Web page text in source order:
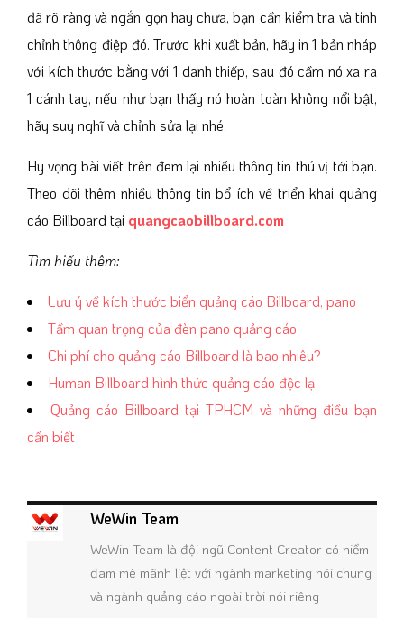
đã rõ ràng và ngắn gọn hay chưa, bạn cần kiểm tra và tinh
chỉnh thông điệp đó. Trước khi xuất bản, hãy in 1 bản nháp
với kích thước bằng với 1 danh thiếp, sau đó cầm nó xa ra
1 cánh tay, nếu như bạn thấy nó hoàn toàn không nổi bật,
hãy suy nghĩ và chỉnh sửa lại nhé.
Hy vọng bài viết trên đem lại nhiều thông tin thú vị tới bạn.
Theo dõi thêm nhiều thông tin bổ ích về triển khai quảng
cáo Billboard tại quangcaobillboard.com
Tìm hiểu thêm:
Lưu ý về kích thước biển quảng cáo Billboard, pano
Tầm quan trọng của đèn pano quảng cáo
Chi phí cho quảng cáo Billboard là bao nhiêu?
Human Billboard hình thức quảng cáo độc lạ
Quảng cáo Billboard tại TPHCM và những điều bạn
cần biết
WeWin Team
WeWin Team là đội ngũ Content Creator có niềm
đam mê mãnh liệt với ngành marketing nói chung
và ngành quảng cáo ngoài trời nói riêng